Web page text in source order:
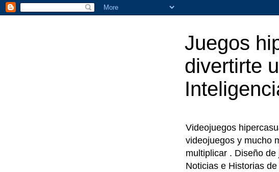
Juegos
divertirte
Videojuegos
videojuegos y mucho
multiplicar . Diseño
Noticias e Historias